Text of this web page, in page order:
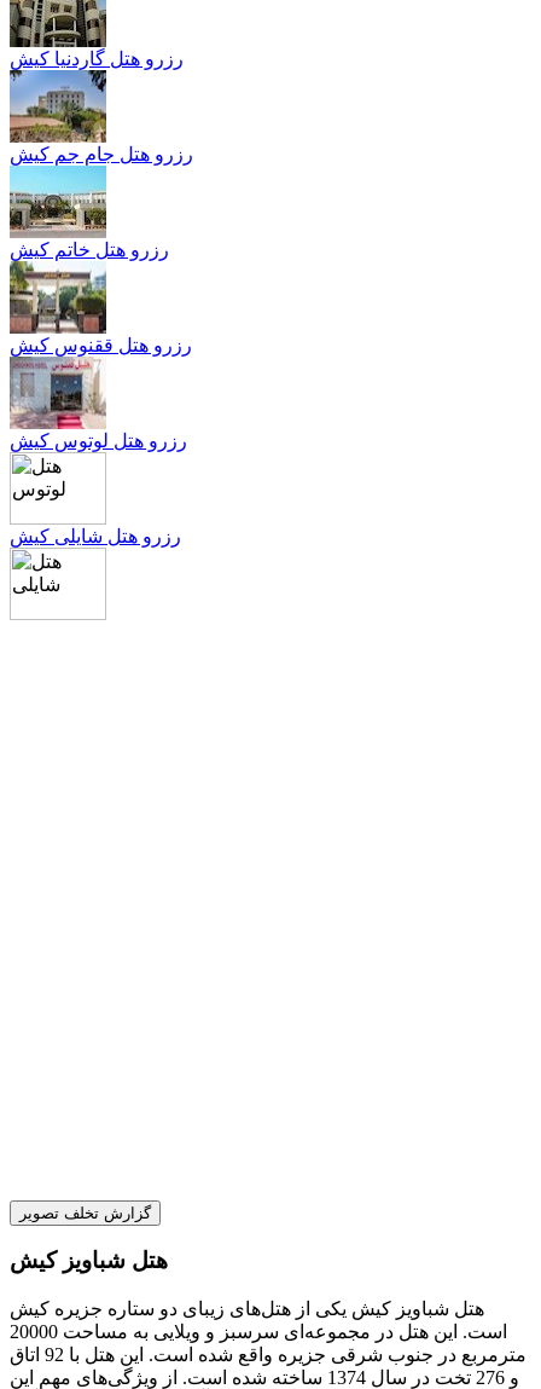
رزرو هتل گاردنيا کیش
رزرو هتل جام جم کیش
رزرو هتل خاتم کیش
رزرو هتل ققنوس کیش
رزرو هتل لوتوس کیش
رزرو هتل شایلی کیش
گزارش تخلف تصویر
هتل شباویز کیش
هتل شباویز کیش یکی از هتل‌های زیبای دو ستاره جزیره کیش
است. این هتل در مجموعه‌ای سرسبز و ویلایی به مساحت 20000
مترمربع در جنوب شرقی جزیره واقع شده است. این هتل با 92 اتاق
و 276 تخت در سال 1374 ساخته شده است. از ویژگی‌های مهم این